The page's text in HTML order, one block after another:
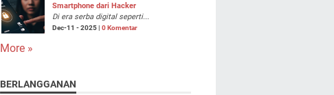
Smartphone dari Hacker
Di era serba digital seperti...
Dec-11 - 2025 | 0 Komentar
More »
BERLANGGANAN